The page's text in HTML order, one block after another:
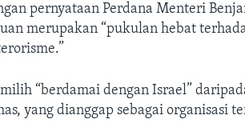
pernyataan Perdana Menteri
merupakan “pukulan hebat
“berdamai dengan Israel”
yang dianggap sebagai organisasi